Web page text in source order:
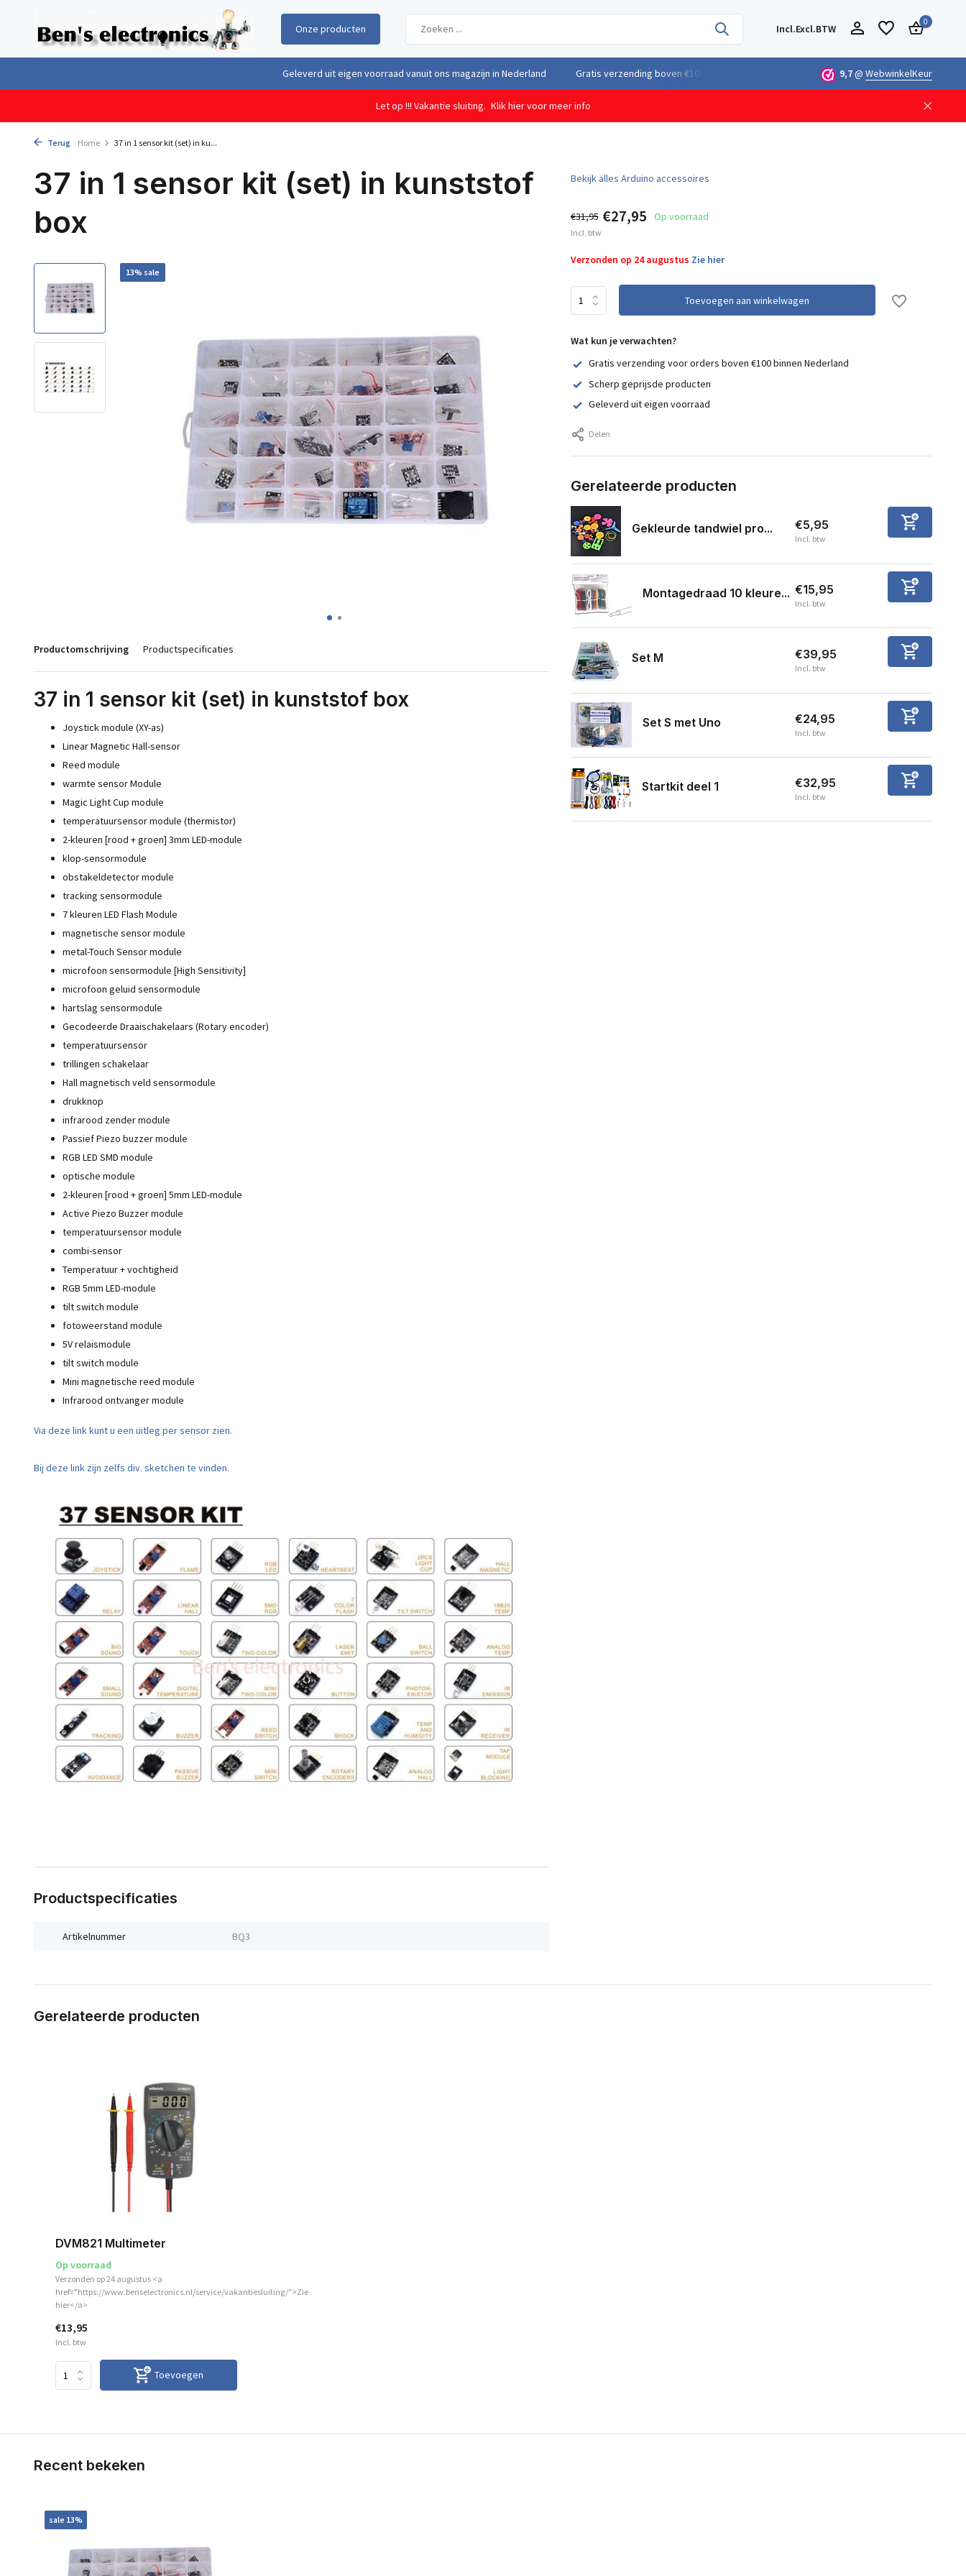
Onze producten Incl.Excl.BTW
0
Geleverd uit eigen voorraad vanuit ons magazijn in Nederland Gratis verzending boven €100,- binnen Nederland & België Geleverd uit eigen
9,7@ WebwinkelKeur
Let op !!! Vakantie sluiting. Klik hier voor meer info
Terug Home 37 in 1 sensor kit (set) in ku...
37 in 1 sensor kit (set) in kunststof
box
13% sale
Productomschrijving Productspecificaties
37 in 1 sensor kit (set) in kunststof box
Joystick module (XY-as)
Linear Magnetic Hall-sensor
Reed module
warmte sensor Module
Magic Light Cup module
temperatuursensor module (thermistor)
2-kleuren [rood + groen] 3mm LED-module
klop-sensormodule
obstakeldetector module
tracking sensormodule
7 kleuren LED Flash Module
magnetische sensor module
metal-Touch Sensor module
microfoon sensormodule [High Sensitivity]
microfoon geluid sensormodule
hartslag sensormodule
Gecodeerde Draaischakelaars (Rotary encoder)
temperatuursensor
trillingen schakelaar
Hall magnetisch veld sensormodule
drukknop
infrarood zender module
Passief Piezo buzzer module
RGB LED SMD module
optische module
2-kleuren [rood + groen] 5mm LED-module
Active Piezo Buzzer module
temperatuursensor module
combi-sensor
Temperatuur + vochtigheid
RGB 5mm LED-module
tilt switch module
fotoweerstand module
5V relaismodule
tilt switch module
Mini magnetische reed module
Infrarood ontvanger module
Via deze link kunt u een uitleg per sensor zien.
Bij deze link zijn zelfs div. sketchen te vinden.
Productspecificaties
Artikelnummer BQ3
Bekijk alles Arduino accessoires
€31,95 €27,95 Op voorraad
Incl. btw
Verzonden op 24 augustus Zie hier
Toevoegen aan winkelwagen
Wat kun je verwachten?
Gratis verzending voor orders boven €100 binnen Nederland
Scherp geprijsde producten
Geleverd uit eigen voorraad
Delen
Gerelateerde producten
Gekleurde tandwiel pro... €5,95
Incl. btw
Montagedraad 10 kleure... €15,95
Incl. btw
Set M €39,95
Incl. btw
Set S met Uno €24,95
Incl. btw
Startkit deel 1 €32,95
Incl. btw
Gerelateerde producten
DVM821 Multimeter
Op voorraad
Verzonden op 24 augustus <a
href="https://www.benselectronics.nl/service/vakantiesluiting/">Zie
hier</a>
€13,95
Incl. btw
Toevoegen
Recent bekeken
sale 13%